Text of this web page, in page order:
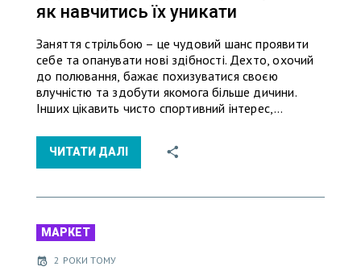
як навчитись їх уникати
Заняття стрільбою – це чудовий шанс проявити
себе та опанувати нові здібності. Дехто, охочий
до полювання, бажає похизуватися своєю
влучністю та здобути якомога більше дичини.
Інших цікавить чисто спортивний інтерес,…
ЧИТАТИ ДАЛІ
МАРКЕТ
2 РОКИ ТОМУ